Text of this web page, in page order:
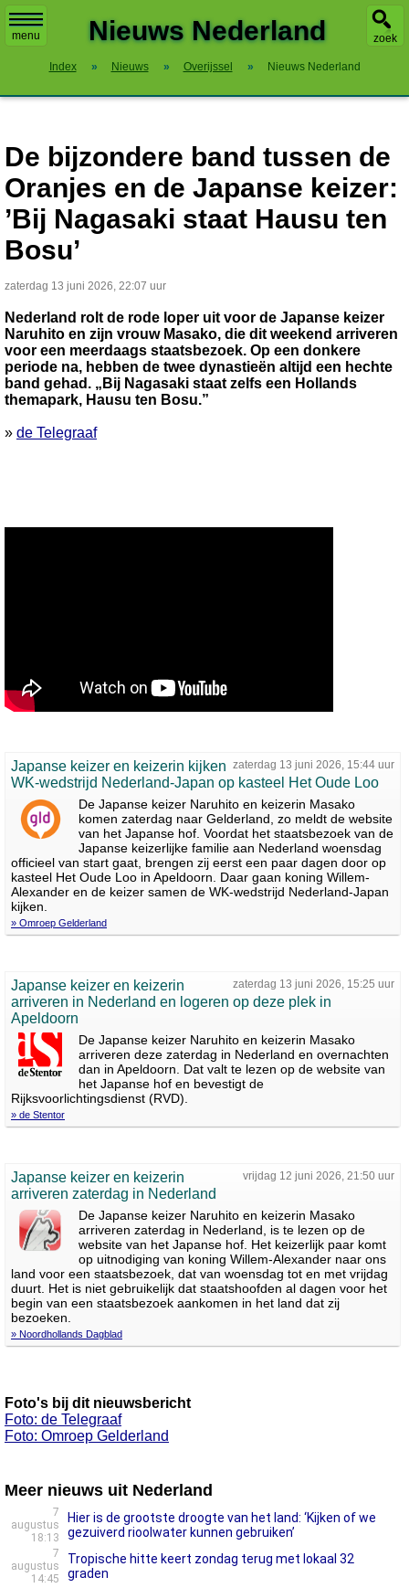
menu zoek
Nieuws Nederland
Index » Nieuws » Overijssel » Nieuws Nederland
De bijzondere band tussen de
Oranjes en de Japanse keizer:
’Bij Nagasaki staat Hausu ten
Bosu’
zaterdag 13 juni 2026, 22:07 uur
Nederland rolt de rode loper uit voor de Japanse keizer
Naruhito en zijn vrouw Masako, die dit weekend arriveren
voor een meerdaags staatsbezoek. Op een donkere
periode na, hebben de twee dynastieën altijd een hechte
band gehad. „Bij Nagasaki staat zelfs een Hollands
themapark, Hausu ten Bosu.”
» de Telegraaf
zaterdag 13 juni 2026, 15:44 uur
Japanse keizer en keizerin kijken
WK-wedstrijd Nederland-Japan op kasteel Het Oude Loo
De Japanse keizer Naruhito en keizerin Masako
komen zaterdag naar Gelderland, zo meldt de website
van het Japanse hof. Voordat het staatsbezoek van de
Japanse keizerlijke familie aan Nederland woensdag
officieel van start gaat, brengen zij eerst een paar dagen door op
kasteel Het Oude Loo in Apeldoorn. Daar gaan koning Willem-
Alexander en de keizer samen de WK-wedstrijd Nederland-Japan
kijken.
» Omroep Gelderland
zaterdag 13 juni 2026, 15:25 uur
Japanse keizer en keizerin
arriveren in Nederland en logeren op deze plek in
Apeldoorn
De Japanse keizer Naruhito en keizerin Masako
arriveren deze zaterdag in Nederland en overnachten
dan in Apeldoorn. Dat valt te lezen op de website van
het Japanse hof en bevestigt de
Rijksvoorlichtingsdienst (RVD).
» de Stentor
vrijdag 12 juni 2026, 21:50 uur
Japanse keizer en keizerin
arriveren zaterdag in Nederland
De Japanse keizer Naruhito en keizerin Masako
arriveren zaterdag in Nederland, is te lezen op de
website van het Japanse hof. Het keizerlijk paar komt
op uitnodiging van koning Willem-Alexander naar ons
land voor een staatsbezoek, dat van woensdag tot en met vrijdag
duurt. Het is niet gebruikelijk dat staatshoofden al dagen voor het
begin van een staatsbezoek aankomen in het land dat zij
bezoeken.
» Noordhollands Dagblad
Foto's bij dit nieuwsbericht
Foto: de Telegraaf
Foto: Omroep Gelderland
Meer nieuws uit Nederland
7
augustus
18:13
Hier is de grootste droogte van het land: ‘Kijken of we
gezuiverd rioolwater kunnen gebruiken’
7
augustus
14:45
Tropische hitte keert zondag terug met lokaal 32
graden